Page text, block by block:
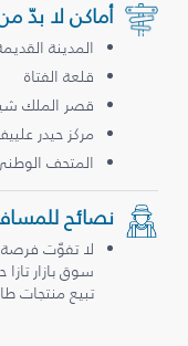
أماكن لا بدّ من
المدينة
قلعة الفتاة
قصر الملك
مركز حيدر
المتحف الوطني
نصائح
لا تفوّت فرصة
سوق بازار
تبيع منتجات